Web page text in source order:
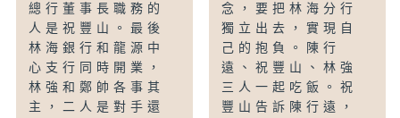
總行董事長職務的
人是祝豐山。最後
林海銀行和龍源中
心支行同時開業，
林強和鄭帥各事其
主，二人是對手還
念，要把林海分行
獨立出去，實現自
己的抱負。陳行
遠、祝豐山、林強
三人一起吃飯。祝
豐山告訴陳行遠，